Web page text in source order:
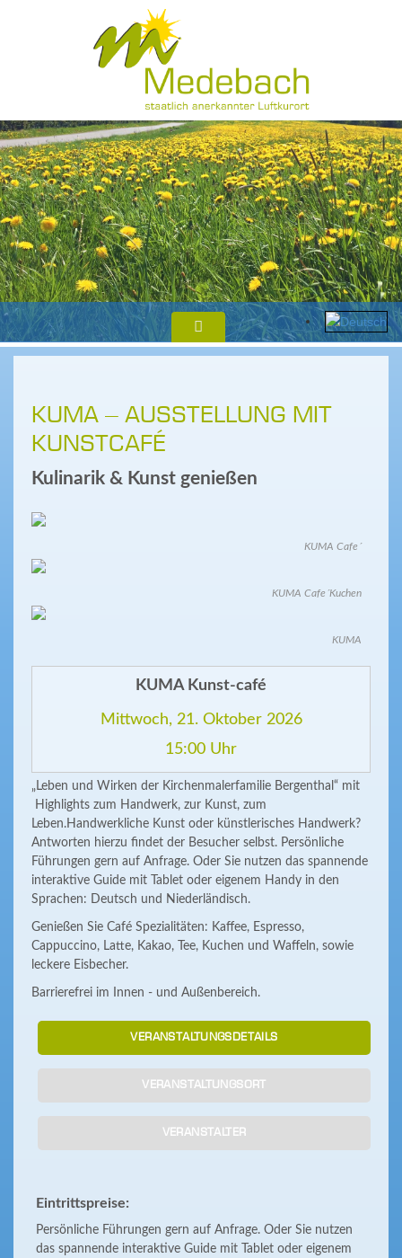
KUMA – AUSSTELLUNG MIT
KUNSTCAFÉ
Kulinarik & Kunst genießen
KUMA Cafe´
KUMA Cafe´Kuchen
KUMA
KUMA Kunst-café
Mittwoch, 21. Oktober 2026
15:00 Uhr
„Leben und Wirken der Kirchenmalerfamilie Bergenthal“ mit
Highlights zum Handwerk, zur Kunst, zum
Leben.Handwerkliche Kunst oder künstlerisches Handwerk?
Antworten hierzu findet der Besucher selbst. Persönliche
Führungen gern auf Anfrage. Oder Sie nutzen das spannende
interaktive Guide mit Tablet oder eigenem Handy in den
Sprachen: Deutsch und Niederländisch.
Genießen Sie Café Spezialitäten: Kaffee, Espresso,
Cappuccino, Latte, Kakao, Tee, Kuchen und Waffeln, sowie
leckere Eisbecher.
Barrierefrei im Innen - und Außenbereich.
VERANSTALTUNGSDETAILS
VERANSTALTUNGSORT
VERANSTALTER
Eintrittspreise:
Persönliche Führungen gern auf Anfrage. Oder Sie nutzen
das spannende interaktive Guide mit Tablet oder eigenem